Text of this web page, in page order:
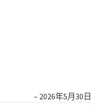
2026年5月30日